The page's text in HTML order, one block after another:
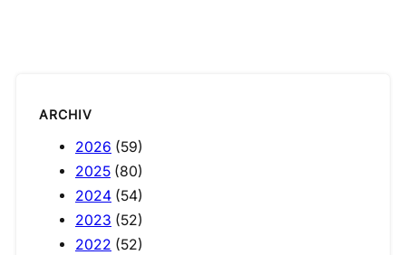
ARCHIV
2026 (59)
2025 (80)
2024 (54)
2023 (52)
2022 (52)